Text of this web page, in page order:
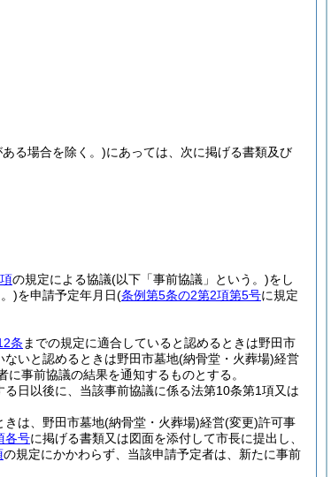
る場合を除く。)にあっては、次に掲げる書類及び
の規定による協議(以下「事前協議」という。)をし
)を申請予定年月日(条例第5条の2第2項第5号に規定
条 までの規定に適合していると認めるときは野田市
ないと認めるときは野田市墓地(納骨堂・火葬場)経営
に事前協議の結果を通知するものとする。
日以後に、当該事前協議に係る法第10条第1項又は
きは、野田市墓地(納骨堂・火葬場)経営(変更)許可事
各号に掲げる書類又は図面を添付して市長に提出し、
の規定にかかわらず、当該申請予定者は、新たに事前